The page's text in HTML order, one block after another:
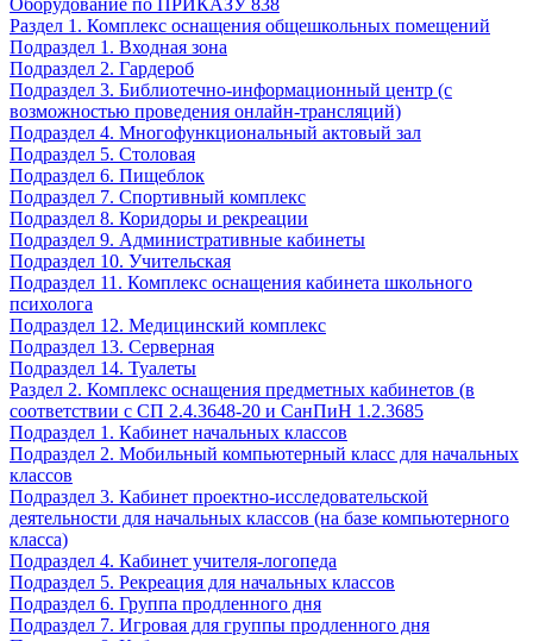
Оборудование по ПРИКАЗУ 838
Раздел 1. Комплекс оснащения общешкольных помещений
Подраздел 1. Входная зона
Подраздел 2. Гардероб
Подраздел 3. Библиотечно-информационный центр (с
возможностью проведения онлайн-трансляций)
Подраздел 4. Многофункциональный актовый зал
Подраздел 5. Столовая
Подраздел 6. Пищеблок
Подраздел 7. Спортивный комплекс
Подраздел 8. Коридоры и рекреации
Подраздел 9. Административные кабинеты
Подраздел 10. Учительская
Подраздел 11. Комплекс оснащения кабинета школьного
психолога
Подраздел 12. Медицинский комплекс
Подраздел 13. Серверная
Подраздел 14. Туалеты
Раздел 2. Комплекс оснащения предметных кабинетов (в
соответствии с СП 2.4.3648-20 и СанПиН 1.2.3685
Подраздел 1. Кабинет начальных классов
Подраздел 2. Мобильный компьютерный класс для начальных
классов
Подраздел 3. Кабинет проектно-исследовательской
деятельности для начальных классов (на базе компьютерного
класса)
Подраздел 4. Кабинет учителя-логопеда
Подраздел 5. Рекреация для начальных классов
Подраздел 6. Группа продленного дня
Подраздел 7. Игровая для группы продленного дня